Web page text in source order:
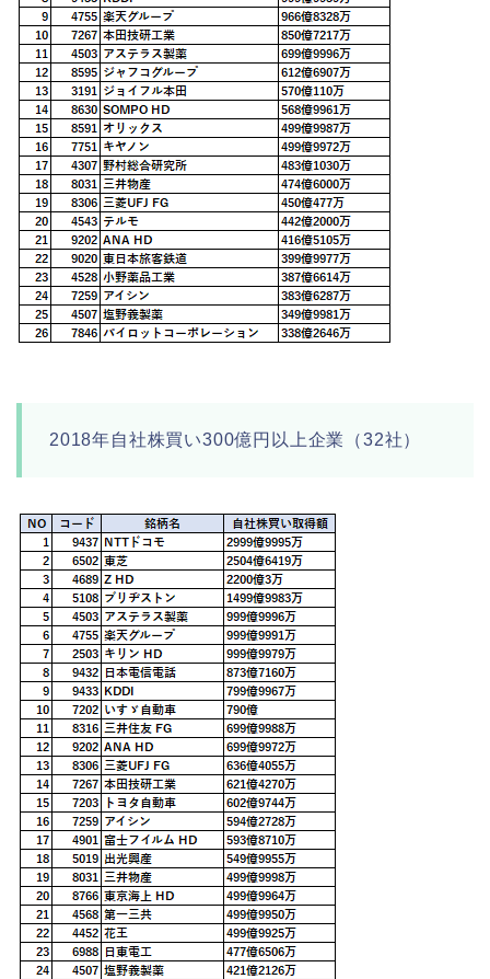
2018年自社株買い300億円以上企業（32社）